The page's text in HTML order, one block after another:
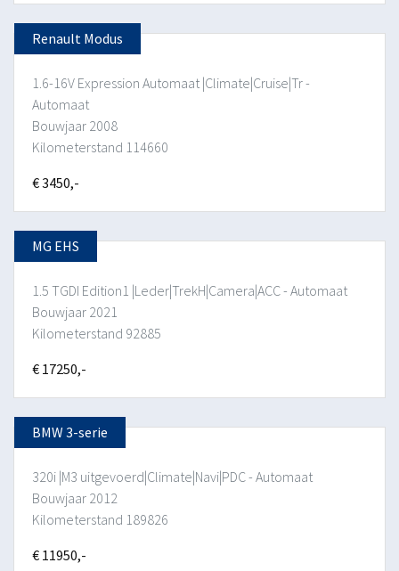
Renault Modus
1.6-16V Expression Automaat |Climate|Cruise|Tr -
Automaat
Bouwjaar 2008
Kilometerstand 114660
€ 3450,-
MG EHS
1.5 TGDI Edition1 |Leder|TrekH|Camera|ACC - Automaat
Bouwjaar 2021
Kilometerstand 92885
€ 17250,-
BMW 3-serie
320i |M3 uitgevoerd|Climate|Navi|PDC - Automaat
Bouwjaar 2012
Kilometerstand 189826
€ 11950,-